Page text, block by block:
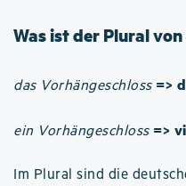
Was ist der Plural
das Vorhängeschloss =>
ein Vorhängeschloss =>
Im Plural sind die